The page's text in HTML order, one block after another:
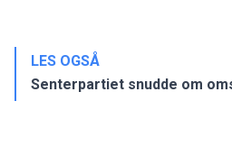
LES OGSÅ
Senterpartiet snudde om